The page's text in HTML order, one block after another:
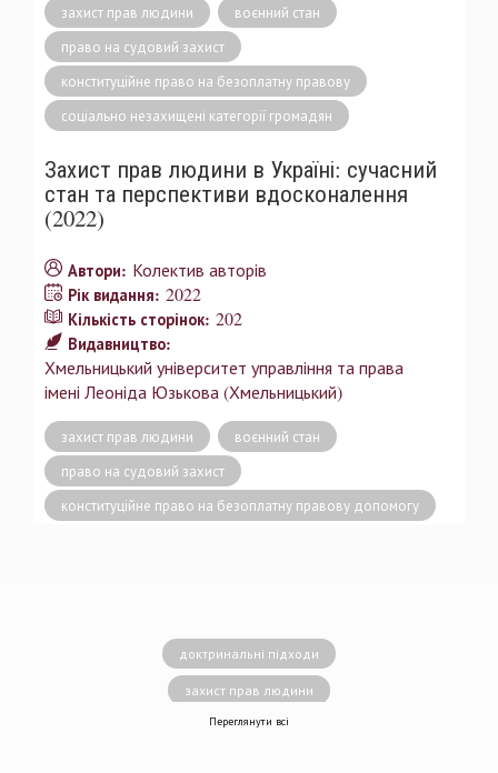
захист прав людини
воєнний стан
право на судовий захист
конституційне право на безоплатну правову
соціально незахищені категорії громадян
Захист прав людини в Україні: сучасний
стан та перспективи вдосконалення
(2022)
Автори: Колектив авторів
Рік видання: 2022
Кількість сторінок: 202
Видавництво:
Хмельницький університет управління та права
імені Леоніда Юзькова (Хмельницький)
захист прав людини
воєнний стан
право на судовий захист
конституційне право на безоплатну правову допомогу
доктринальні підходи
захист прав людини
децентралізація влади
Переглянути всі